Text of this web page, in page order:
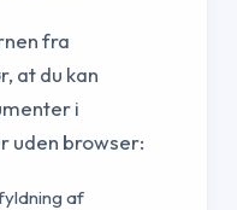
fra
at du kan
i
uden browser:
af